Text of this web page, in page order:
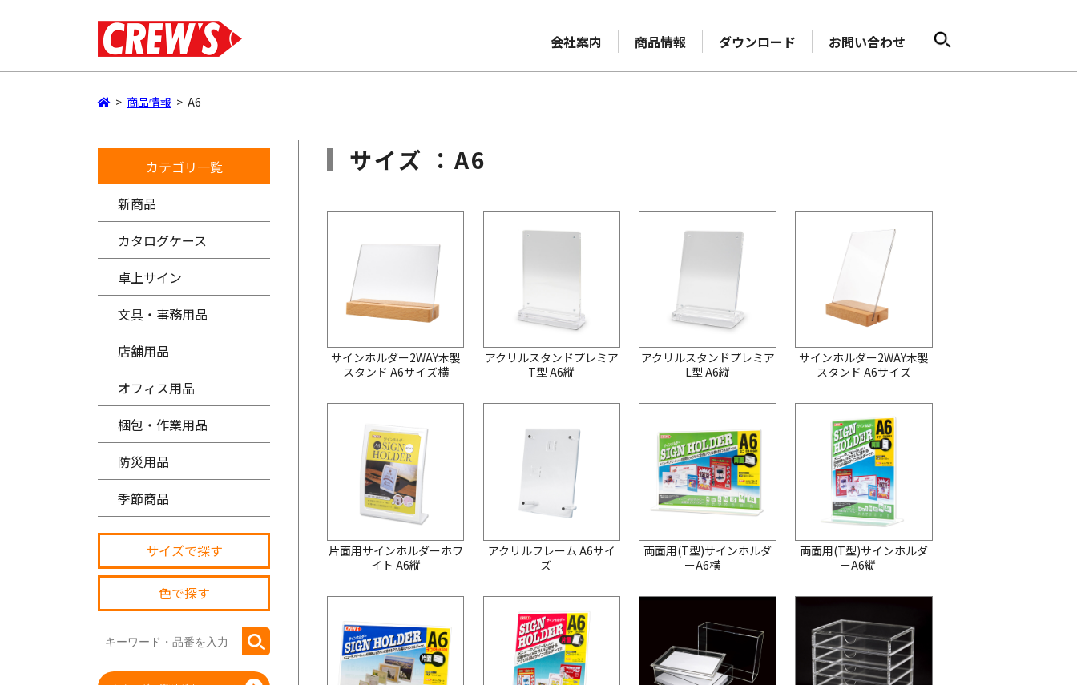
会社案内 商品情報 ダウンロード お問い合わせ
> 商品情報 > A6
カテゴリ一覧
新商品
カタログケース
卓上サイン
文具・事務用品
店舗用品
オフィス用品
梱包・作業用品
防災用品
季節商品
サイズで探す
色で探す
サイズ ：A6
サインホルダー2WAY木製
スタンド A6サイズ横
アクリルスタンドプレミア
T型 A6縦
アクリルスタンドプレミア
L型 A6縦
サインホルダー2WAY木製
スタンド A6サイズ
片面用サインホルダーホワ
イト A6縦
アクリルフレーム A6サイ
ズ
両面用(T型)サインホルダ
ーA6横
両面用(T型)サインホルダ
ーA6縦